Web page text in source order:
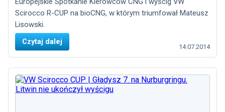
Scirocco R-CUP na bioCNG, w którym triumfował Mateusz
Lisowski.
Czytaj dalej
14.07.2014